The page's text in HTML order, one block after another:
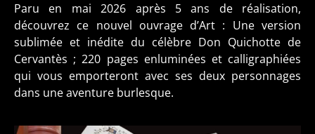
Paru en mai 2026 après 5 ans de réalisation,
découvrez ce nouvel ouvrage d’Art : Une version
sublimée et inédite du célèbre Don Quichotte de
Cervantès ; 220 pages enluminées et calligraphiées
qui vous emporteront avec ses deux personnages
dans une aventure burlesque.